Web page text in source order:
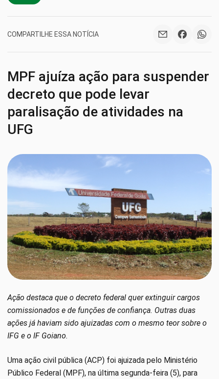
COMPARTILHE ESSA NOTÍCIA
MPF ajuíza ação para suspender
decreto que pode levar
paralisação de atividades na
UFG
Ação destaca que o decreto federal quer extinguir cargos
comissionados e de funções de confiança. Outras duas
ações já haviam sido ajuizadas com o mesmo teor sobre o
IFG e o IF Goiano.
Uma ação civil pública (ACP) foi ajuizada pelo Ministério
Público Federal (MPF), na última segunda-feira (5), para